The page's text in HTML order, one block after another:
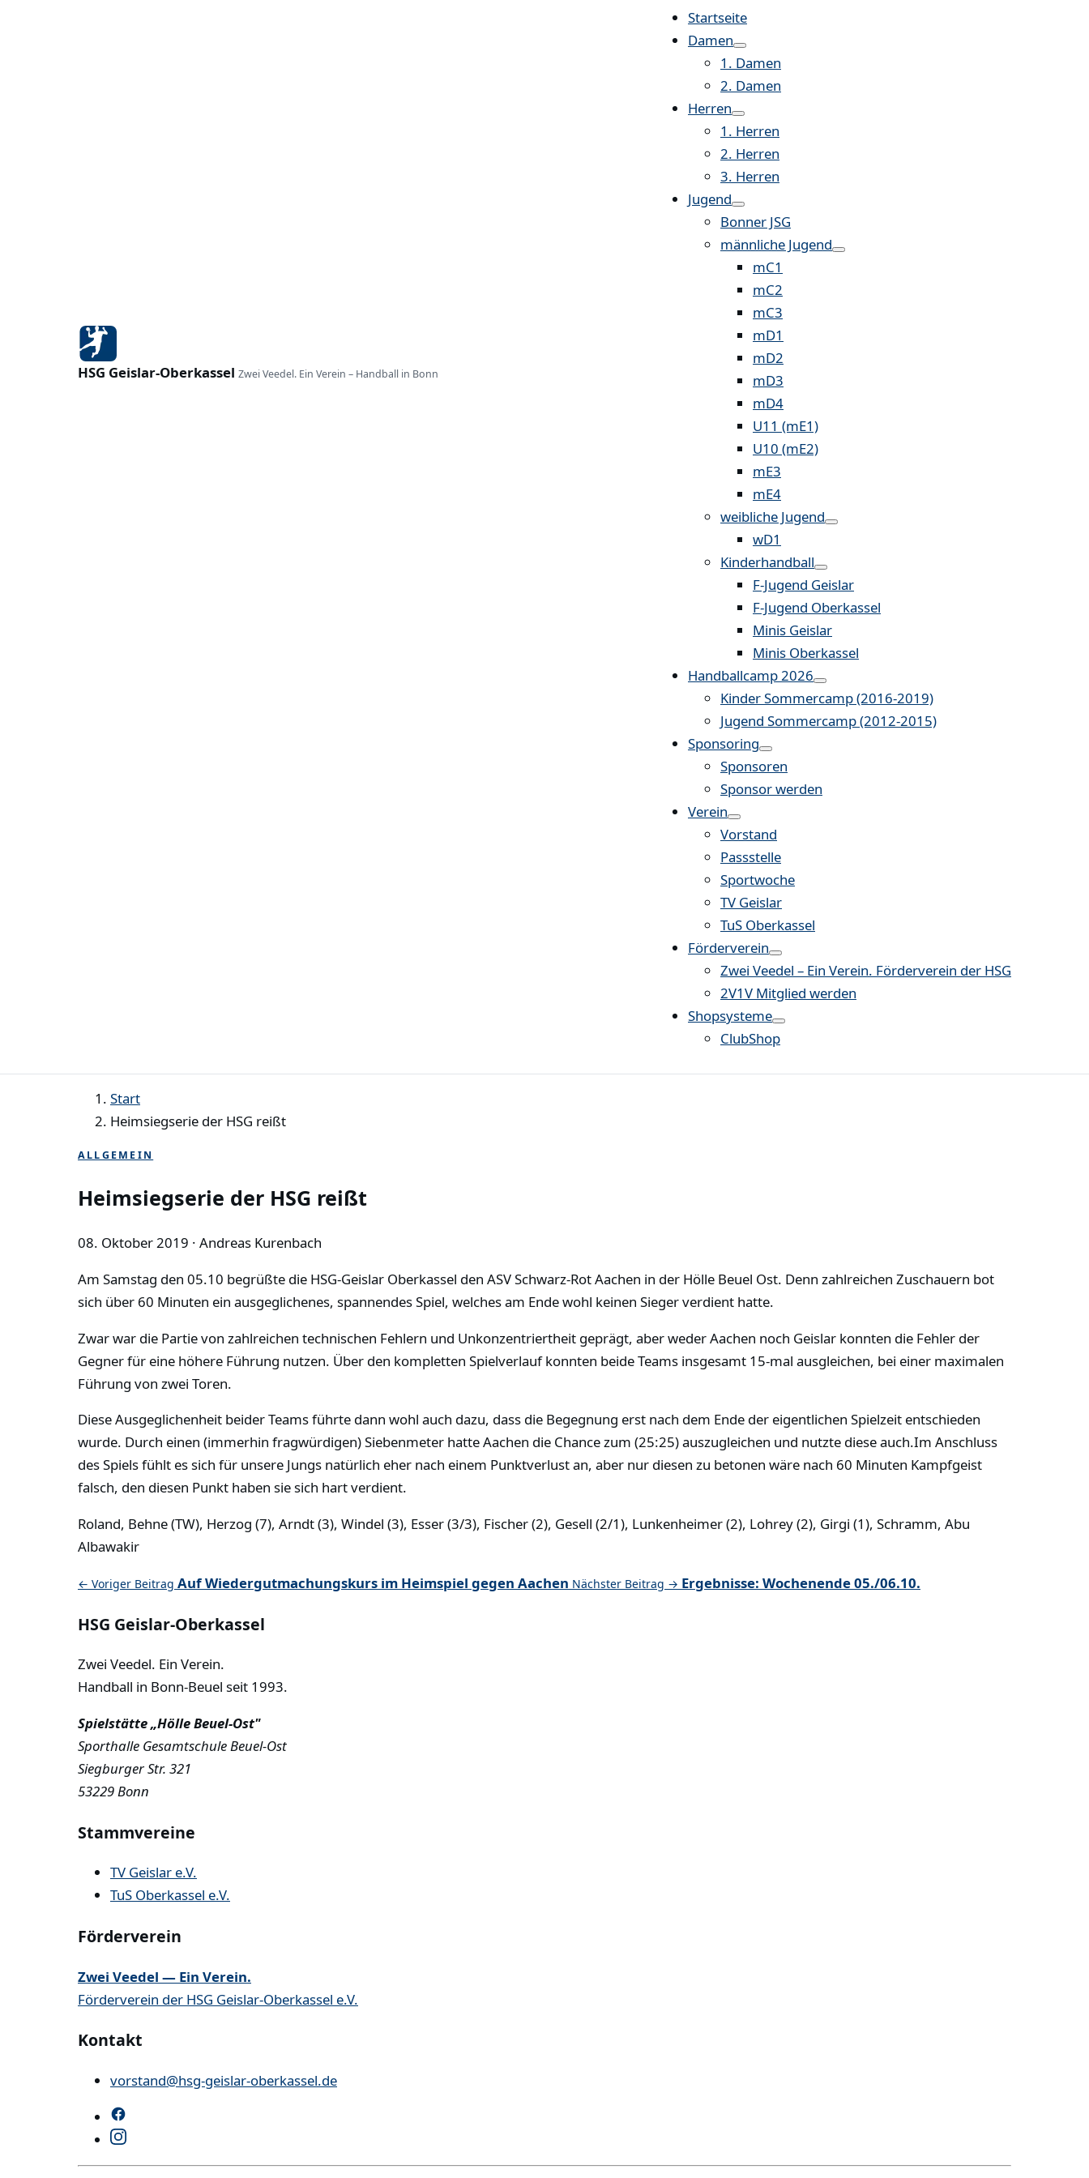
HSG Geislar-Oberkassel Zwei Veedel. Ein Verein – Handball in Bonn
Startseite
Damen
1. Damen
2. Damen
Herren
1. Herren
2. Herren
3. Herren
Jugend
Bonner JSG
männliche Jugend
mC1
mC2
mC3
mD1
mD2
mD3
mD4
U11 (mE1)
U10 (mE2)
mE3
mE4
weibliche Jugend
wD1
Kinderhandball
F-Jugend Geislar
F-Jugend Oberkassel
Minis Geislar
Minis Oberkassel
Handballcamp 2026
Kinder Sommercamp (2016-2019)
Jugend Sommercamp (2012-2015)
Sponsoring
Sponsoren
Sponsor werden
Verein
Vorstand
Passstelle
Sportwoche
TV Geislar
TuS Oberkassel
Förderverein
Zwei Veedel – Ein Verein. Förderverein der HSG
2V1V Mitglied werden
Shopsysteme
ClubShop
Start
Heimsiegserie der HSG reißt
ALLGEMEIN
Heimsiegserie der HSG reißt
08. Oktober 2019 · Andreas Kurenbach
Am Samstag den 05.10 begrüßte die HSG-Geislar Oberkassel den ASV Schwarz-Rot Aachen in der Hölle Beuel Ost. Denn zahlreichen Zuschauern bot
sich über 60 Minuten ein ausgeglichenes, spannendes Spiel, welches am Ende wohl keinen Sieger verdient hatte.
Zwar war die Partie von zahlreichen technischen Fehlern und Unkonzentriertheit geprägt, aber weder Aachen noch Geislar konnten die Fehler der
Gegner für eine höhere Führung nutzen. Über den kompletten Spielverlauf konnten beide Teams insgesamt 15-mal ausgleichen, bei einer maximalen
Führung von zwei Toren.
Diese Ausgeglichenheit beider Teams führte dann wohl auch dazu, dass die Begegnung erst nach dem Ende der eigentlichen Spielzeit entschieden
wurde. Durch einen (immerhin fragwürdigen) Siebenmeter hatte Aachen die Chance zum (25:25) auszugleichen und nutzte diese auch.Im Anschluss
des Spiels fühlt es sich für unsere Jungs natürlich eher nach einem Punktverlust an, aber nur diesen zu betonen wäre nach 60 Minuten Kampfgeist
falsch, den diesen Punkt haben sie sich hart verdient.
Roland, Behne (TW), Herzog (7), Arndt (3), Windel (3), Esser (3/3), Fischer (2), Gesell (2/1), Lunkenheimer (2), Lohrey (2), Girgi (1), Schramm, Abu
Albawakir
← Voriger Beitrag Auf Wiedergutmachungskurs im Heimspiel gegen Aachen Nächster Beitrag → Ergebnisse: Wochenende 05./06.10.
HSG Geislar-Oberkassel
Zwei Veedel. Ein Verein.
Handball in Bonn-Beuel seit 1993.
Spielstätte „Hölle Beuel-Ost"
Sporthalle Gesamtschule Beuel-Ost
Siegburger Str. 321
53229 Bonn
Stammvereine
TV Geislar e.V.
TuS Oberkassel e.V.
Förderverein
Zwei Veedel — Ein Verein.
Förderverein der HSG Geislar-Oberkassel e.V.
Kontakt
vorstand@hsg-geislar-oberkassel.de